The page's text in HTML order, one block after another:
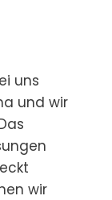
uns
und wir
wir